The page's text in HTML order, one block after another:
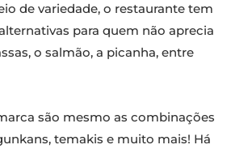
de variedade, o restaurante tem
para quem não aprecia
o salmão, a picanha, entre
são mesmo as combinações
temakis e muito mais! Há